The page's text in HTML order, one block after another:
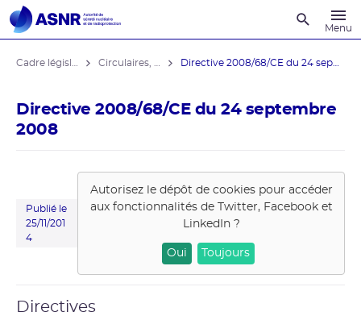
Menu
Directive 2008/68/CE du 24 septembre
2008
Publié le
25/11/201
4
Autorisez le dépôt de cookies pour accéder
aux fonctionnalités de Twitter, Facebook et
LinkedIn?
Oui Toujours
Directives